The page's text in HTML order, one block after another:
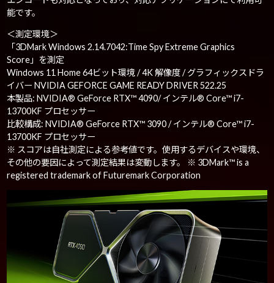
能です。
＜測定環境＞
「3DMark Windows 2.14.7042:Time Spy Extreme Graphics
Score」を測定
Windows 11 Home 64ビット環境 / 4K 解像度 / グラフィックスドラ
イバー NVIDIA GEFORCE GAME READY DRIVER 522.25
本製品: NVIDIA® GeForce RTX™ 4090/ インテル® Core™ i7-
13700KF プロセッサー
比較構成: NVIDIA® GeForce RTX™ 3090 / インテル® Core™ i7-
13700KF プロセッサー
※ スコアは自社測定による参考値です。使用するデバイスや環境、
その他の要因によって測定結果は変動します。 ※ 3DMark™ is a
registered trademark of Futuremark Corporation